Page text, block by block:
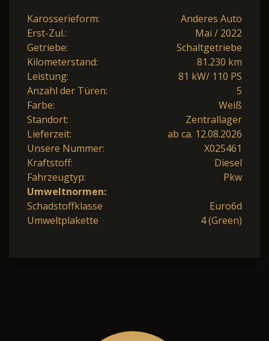
Karosserieform:
Anderes Auto
Erst-Zul.:
Mai / 2022
Getriebe:
Schaltgetriebe
Kilometerstand:
81.230 km
Leistung:
81 kW/ 110 PS
Anzahl der Türen:
5
Farbe:
Weiß
Standort:
Zentrallager
Lieferzeit:
ab ca. 12.08.2026
Unsere Nummer:
X025461
Kraftstoff:
Diesel
Fahrzeugtyp:
Pkw
Umweltnormen:
Schadstoffklasse
Euro6d
Umweltplakette
4 (Green)